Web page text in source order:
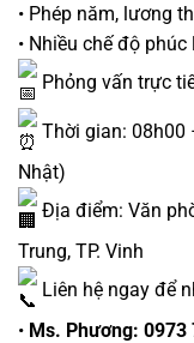
• Phép năm, lương
• Nhiều chế độ
Phỏng vấn trực
Thời gian: 08h00
Nhật)
Địa điểm: Văn
Trung, TP. Vinh
Liên hệ ngay để
• Ms. Phương: 0973